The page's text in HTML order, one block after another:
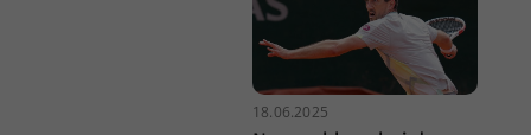
18.06.2025